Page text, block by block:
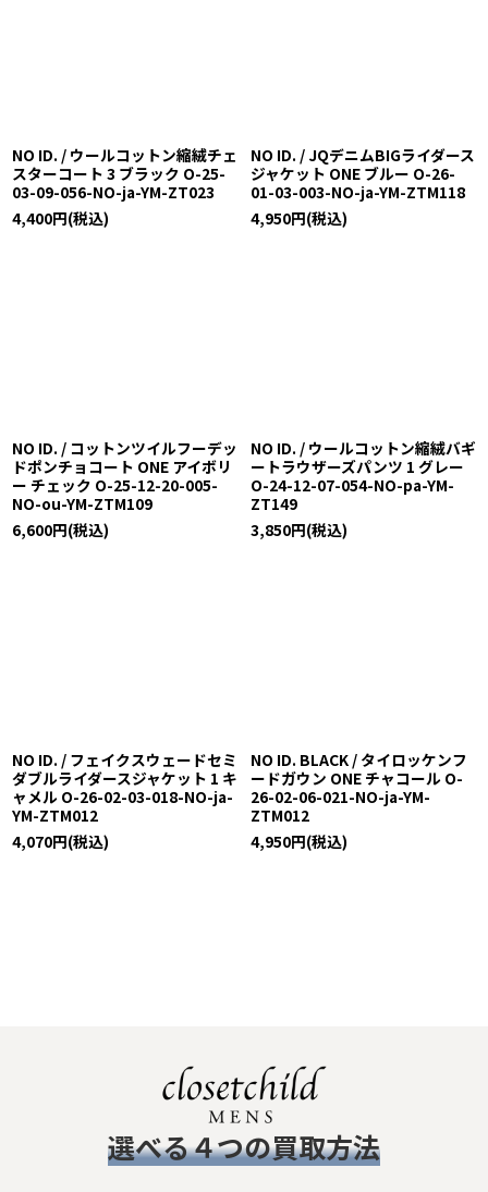
NO ID. / ウールコットン縮絨チェ
スターコート 3 ブラック O-25-
03-09-056-NO-ja-YM-ZT023
4,400円(税込)
NO ID. / JQデニムBIGライダース
ジャケット ONE ブルー O-26-
01-03-003-NO-ja-YM-ZTM118
4,950円(税込)
NO ID. / コットンツイルフーデッ
ドポンチョコート ONE アイボリ
ー チェック O-25-12-20-005-
NO-ou-YM-ZTM109
6,600円(税込)
NO ID. / ウールコットン縮絨バギ
ートラウザーズパンツ 1 グレー
O-24-12-07-054-NO-pa-YM-
ZT149
3,850円(税込)
NO ID. / フェイクスウェードセミ
ダブルライダースジャケット 1 キ
ャメル O-26-02-03-018-NO-ja-
YM-ZTM012
4,070円(税込)
NO ID. BLACK / タイロッケンフ
ードガウン ONE チャコール O-
26-02-06-021-NO-ja-YM-
ZTM012
4,950円(税込)
​選べる４つの買取方法